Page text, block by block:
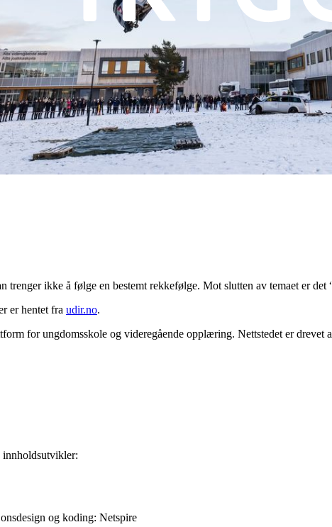
trenger ikke å følge en bestemt rekkefølge. Mot slutten av temaet er
er hentet fra udir.no.
for ungdomsskole og videregående opplæring. Nettstedet er drevet
innholdsutvikler:
og koding: Netspire